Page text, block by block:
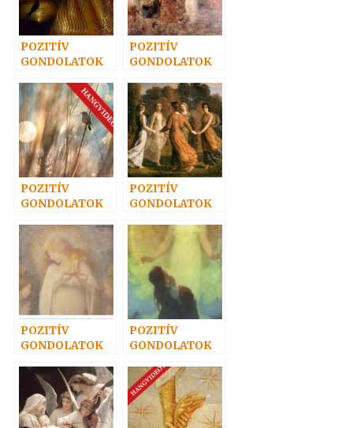
POZITÍV
GONDOLATOK
POZITÍV
GONDOLATOK
POZITÍV
GONDOLATOK
POZITÍV
GONDOLATOK
POZITÍV
GONDOLATOK
POZITÍV
GONDOLATOK